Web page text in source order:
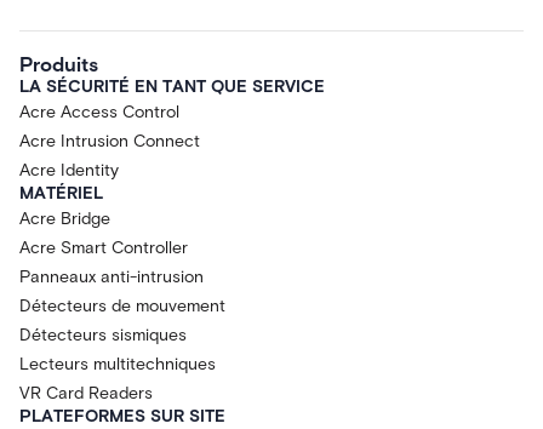
Produits
LA SÉCURITÉ EN TANT QUE SERVICE
Acre Access Control
Acre Intrusion Connect
Acre Identity
MATÉRIEL
Acre Bridge
Acre Smart Controller
Panneaux anti-intrusion
Détecteurs de mouvement
Détecteurs sismiques
Lecteurs multitechniques
VR Card Readers
PLATEFORMES SUR SITE